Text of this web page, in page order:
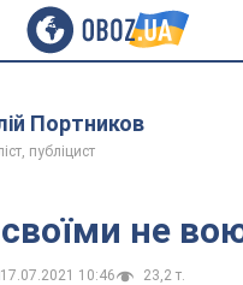
Портников
публіцист
своїми не
17.07.2021 10:46 23,2 т.